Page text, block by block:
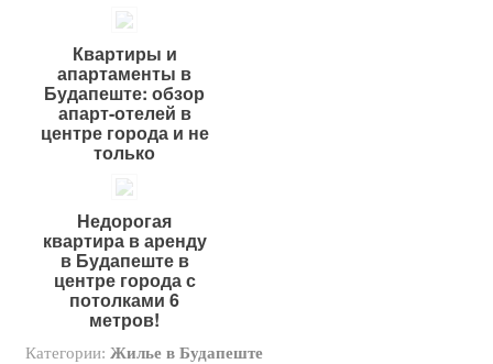
Квартиры и
апартаменты в
Будапеште: обзор
апарт-отелей в
центре города и не
только
Недорогая
квартира в аренду
в Будапеште в
центре города с
потолками 6
метров!
Категории: Жилье в Будапеште